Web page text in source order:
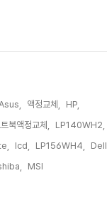
액정교체,
HP,
북액정교체,
LP140WH2,
lcd, LP156WH4,
Dell,
MSI,